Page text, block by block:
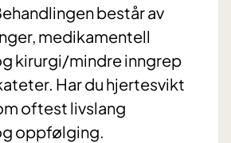
består av
medikamentell
kirurgi/mindre inngrep
Har du hjertesvikt
oftest livslang
oppfølging.